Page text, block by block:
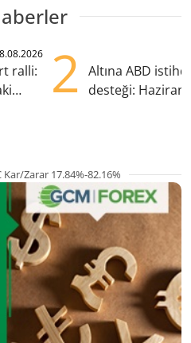
ralli:
2
Altına ABD
desteği:
Zarar 17.84%-82.16%